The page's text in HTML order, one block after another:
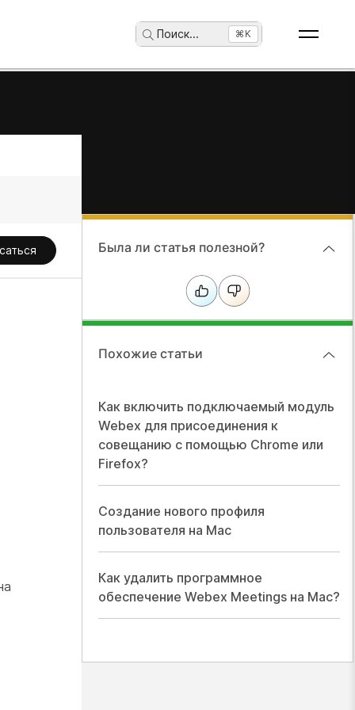
Поиск... ⌘K
Была ли статья полезной?
Похожие статьи
Как включить подключаемый модуль
Webex для присоединения к
совещанию с помощью Chrome или
Firefox?
Создание нового профиля
пользователя на Mac
Как удалить программное
обеспечение Webex Meetings на Mac?